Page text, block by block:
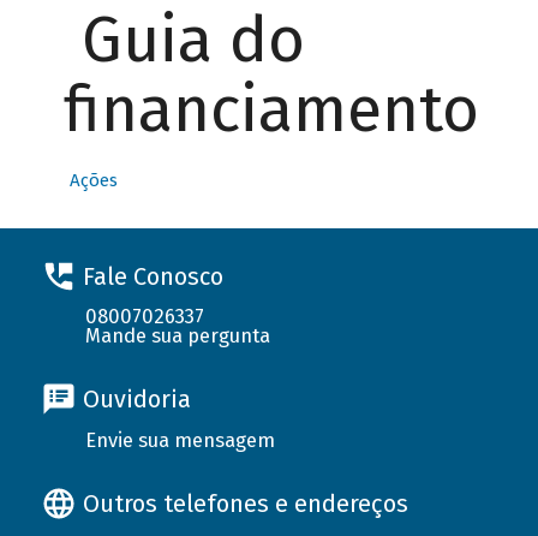
Guia do
financiamento
Ações
Fale Conosco
08007026337
Mande sua pergunta
Ouvidoria
Envie sua mensagem
Outros telefones e endereços